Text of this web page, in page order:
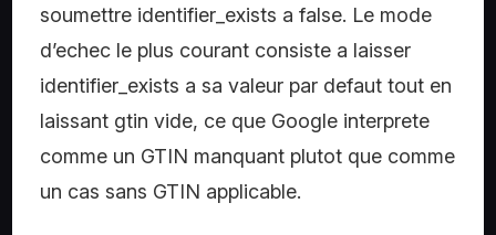
soumettre identifier_exists a false. Le mode
d’echec le plus courant consiste a laisser
identifier_exists a sa valeur par defaut tout en
laissant gtin vide, ce que Google interprete
comme un GTIN manquant plutot que comme
un cas sans GTIN applicable.